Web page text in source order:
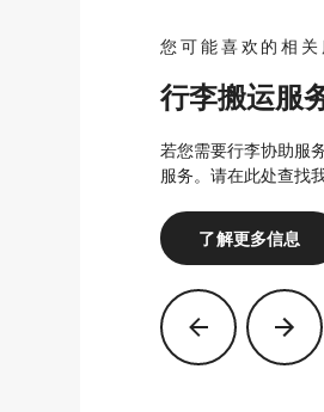
您可能喜欢的相关
行李搬运服
若您需要行李协助服
服务。请在⁠此处查找
了解更多信息